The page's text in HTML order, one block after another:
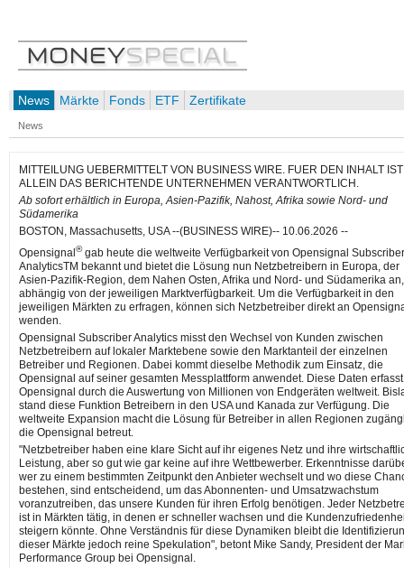
News Märkte Fonds ETF Zertifikate
News
MITTEILUNG UEBERMITTELT VON BUSINESS WIRE. FUER DEN INHALT IST
ALLEIN DAS BERICHTENDE UNTERNEHMEN VERANTWORTLICH.
Ab sofort erhältlich in Europa, Asien-Pazifik, Nahost, Afrika sowie Nord- und
Südamerika
BOSTON, Massachusetts, USA --(BUSINESS WIRE)-- 10.06.2026 --
Opensignal ®gab heute die weltweite Verfügbarkeit von Opensignal Subscriber
AnalyticsTM bekannt und bietet die Lösung nun Netzbetreibern in Europa, der
Asien-Pazifik-Region, dem Nahen Osten, Afrika und Nord- und Südamerika an,
abhängig von der jeweiligen Marktverfügbarkeit. Um die Verfügbarkeit in den
jeweiligen Märkten zu erfragen, können sich Netzbetreiber direkt an
wenden.
Opensignal Subscriber Analytics misst den Wechsel von Kunden zwischen
Netzbetreibern auf lokaler Marktebene sowie den Marktanteil der einzelnen
Betreiber und Regionen. Dabei kommt dieselbe Methodik zum Einsatz, die
Opensignal auf seiner gesamten Messplattform anwendet. Diese Daten erfasst
Opensignal durch die Auswertung von Millionen von Endgeräten weltweit.
stand diese Funktion Betreibern in den USA und Kanada zur Verfügung. Die
weltweite Expansion macht die Lösung für Betreiber in allen Regionen
die Opensignal betreut.
"Netzbetreiber haben eine klare Sicht auf ihr eigenes Netz und ihre
Leistung, aber so gut wie gar keine auf ihre Wettbewerber. Erkenntnisse
wer zu einem bestimmten Zeitpunkt den Anbieter wechselt und wo diese
bestehen, sind entscheidend, um das Abonnenten- und Umsatzwachstum
voranzutreiben, das unsere Kunden für ihren Erfolg benötigen. Jeder
ist in Märkten tätig, in denen er schneller wachsen und die
steigern könnte. Ohne Verständnis für diese Dynamiken bleibt die
dieser Märkte jedoch reine Spekulation", betont Mike Sandy, President der
Performance Group bei Opensignal.